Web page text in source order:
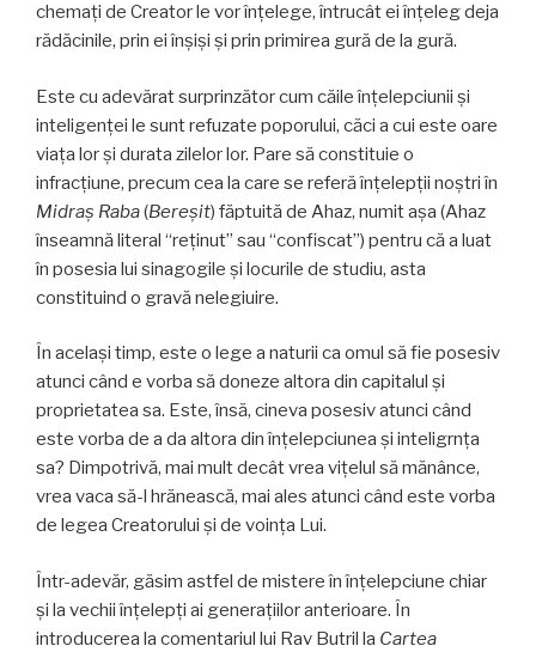
chemați de Creator le vor înţelege, întrucât ei înțeleg deja
rădăcinile, prin ei înşişi și prin primirea gură de la gură.
Este cu adevărat surprinzător cum căile înțelepciunii și
inteligenţei le sunt refuzate poporului, căci a cui este oare
viaţa lor și durata zilelor lor. Pare să constituie o
infracţiune, precum cea la care se referă înţelepţii noştri în
Midraș Raba(Bereșit) făptuită de Ahaz, numit aşa (Ahaz
înseamnă literal “reţinut” sau “confiscat”) pentru că a luat
în posesia lui sinagogile și locurile de studiu, asta
constituind o gravă nelegiuire.
În acelaşi timp, este o lege a naturii ca omul să fie posesiv
atunci când e vorba să doneze altora din capitalul și
proprietatea sa. Este, însă, cineva posesiv atunci când
este vorba de a da altora din înţelepciunea şi inteligrnţa
sa? Dimpotrivă, mai mult decât vrea viţelul să mănânce,
vrea vaca să-l hrănească, mai ales atunci când este vorba
de legea Creatorului şi de voinţa Lui.
Într-adevăr, găsim astfel de mistere în înţelepciune chiar
şi la vechii înțelepți ai generațiilor anterioare. În
introducerea la comentariul lui Rav Butril la Cartea